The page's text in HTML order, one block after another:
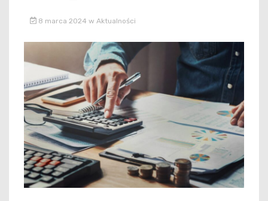
8 marca 2024 w Aktualności